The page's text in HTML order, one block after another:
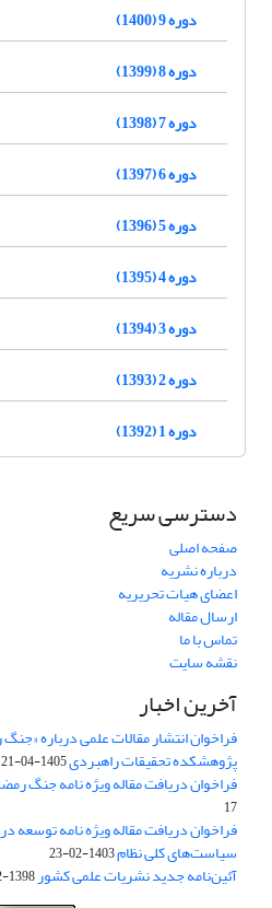
دوره 9 (1400)
دوره 8 (1399)
دوره 7 (1398)
دوره 6 (1397)
دوره 5 (1396)
دوره 4 (1395)
دوره 3 (1394)
دوره 2 (1393)
دوره 1 (1392)
دسترسی سریع
صفحه اصلی
درباره نشریه
اعضای هیات تحریریه
ارسال مقاله
تماس با ما
نقشه سایت
آخرین اخبار
فراخوان انتشار مقالات علمی درباره
پژوهشکده تحقیقات راهبردی1405-04-21
فراخوان دریافت مقاله ویژه نامه جنگ
17
فراخوان دریافت مقاله ویژه نامه توسعه
سیاست‌های کلی نظام1403-02-23
آئین‌نامه جدید نشریات علمی کشور1398-02-22